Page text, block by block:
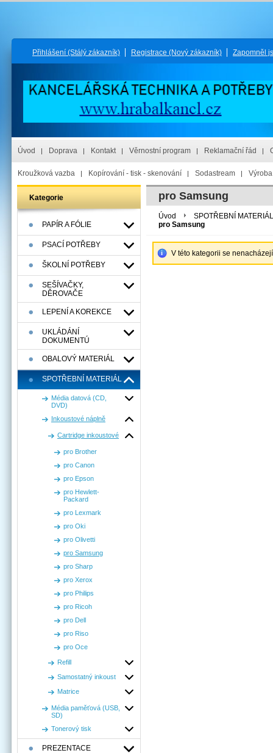
Přihlášení (Stálý zákazník) Registrace (Nový zákazník) Zapomněl
Úvod Doprava Kontakt Věrnostní program Reklamační řád
Kroužková vazba Kopírování - tisk - skenování Sodastream
Kategorie
PAPÍR A FÓLIE
PSACÍ POTŘEBY
ŠKOLNÍ POTŘEBY
SEŠÍVAČKY,
DĚROVAČE
LEPENÍ A KOREKCE
UKLÁDÁNÍ
DOKUMENTÚ
OBALOVÝ MATERIÁL
SPOTŘEBNÍ MATERIÁL
Média datová (CD,
DVD)
Inkoustové náplně
Cartridge inkoustové
pro Brother
pro Canon
pro Epson
pro Hewlett-
Packard
pro Lexmark
pro Oki
pro Olivetti
pro Samsung
pro Sharp
pro Xerox
pro Philips
pro Ricoh
pro Dell
pro Riso
pro Oce
Refill
Samostatný inkoust
Matrice
Média paměťová (USB,
SD)
Tonerový tisk
PREZENTACE
pro Samsung
Úvod
SPOTŘEBNÍ MATERIÁL
pro Samsung
V této kategorii se